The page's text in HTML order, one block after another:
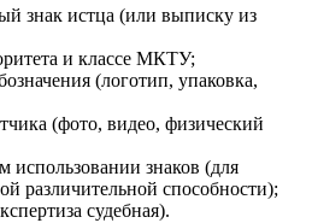
знак истца (или выписку из
и классе МКТУ;
(логотип, упаковка,
(фото, видео, физический
использовании знаков (для
различительной способности);
судебная).